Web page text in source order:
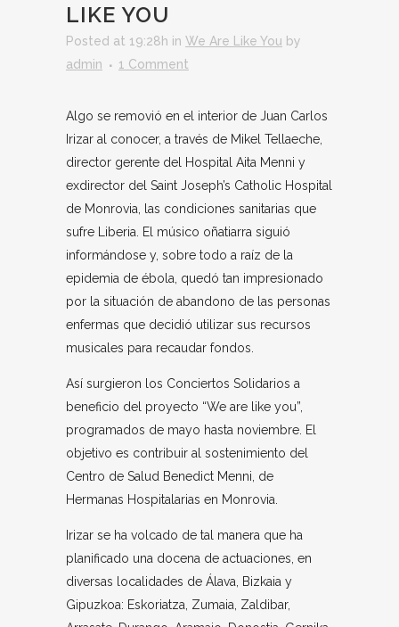
LIKE YOU
Posted at 19:28h in We Are Like You by
admin
1 Comment
Algo se removió en el interior de Juan Carlos
Irizar al conocer, a través de Mikel Tellaeche,
director gerente del Hospital Aita Menni y
exdirector del Saint Joseph’s Catholic Hospital
de Monrovia, las condiciones sanitarias que
sufre Liberia. El músico oñatiarra siguió
informándose y, sobre todo a raíz de la
epidemia de ébola, quedó tan impresionado
por la situación de abandono de las personas
enfermas que decidió utilizar sus recursos
musicales para recaudar fondos.
Así surgieron los Conciertos Solidarios a
beneficio del proyecto “We are like you”,
programados de mayo hasta noviembre. El
objetivo es contribuir al sostenimiento del
Centro de Salud Benedict Menni, de
Hermanas Hospitalarias en Monrovia.
Irizar se ha volcado de tal manera que ha
planificado una docena de actuaciones, en
diversas localidades de Álava, Bizkaia y
Gipuzkoa: Eskoriatza, Zumaia, Zaldibar,